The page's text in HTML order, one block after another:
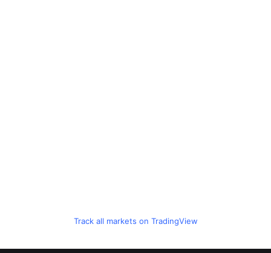
Track all markets on TradingView